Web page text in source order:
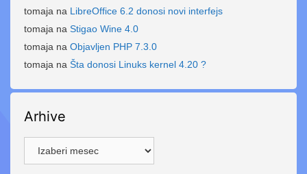
tomaja na LibreOffice 6.2 donosi novi interfejs
tomaja na Stigao Wine 4.0
tomaja na Objavljen PHP 7.3.0
tomaja na Šta donosi Linuks kernel 4.20 ?
Arhive